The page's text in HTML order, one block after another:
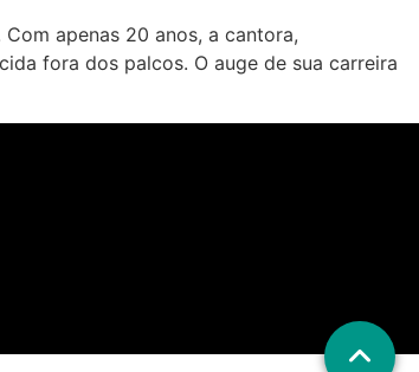
apenas 20 anos, a cantora,
fora dos palcos. O auge de sua carreira